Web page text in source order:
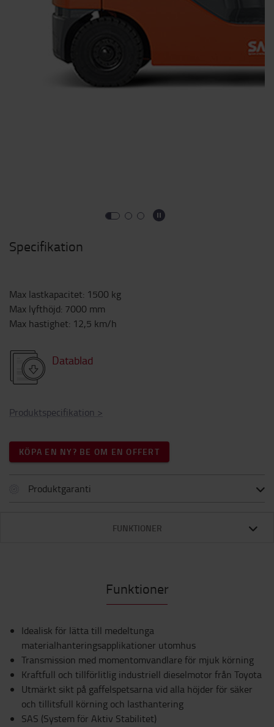
Specifikation
Max lastkapacitet: 1500 kg
Max lyfthöjd: 7000 mm
Max hastighet: 12,5 km/h
Datablad
Produktspecifikation >
KÖPA EN NY? BE OM EN OFFERT
Produktgaranti
FUNKTIONER
Funktioner
Idealisk för lätta till medeltunga
materialhanteringsapplikationer utomhus
Transmission med momentomvandlare för mjuk körning
Kraftfull och tillförlitlig industriell dieselmotor från Toyota
Utmärkt sikt på gaffelspetsarna vid alla höjder för säker
och tillitsfull körning och lasthantering
SAS (System för Aktiv Stabilitet)